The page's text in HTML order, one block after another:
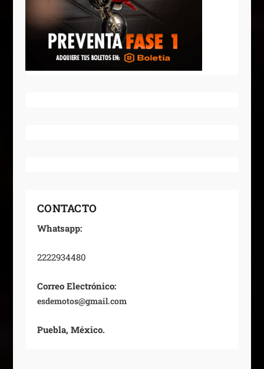
CONTACTO
Whatsapp:
2222934480
Correo Electrónico:
esdemotos@gmail.com
Puebla, México.